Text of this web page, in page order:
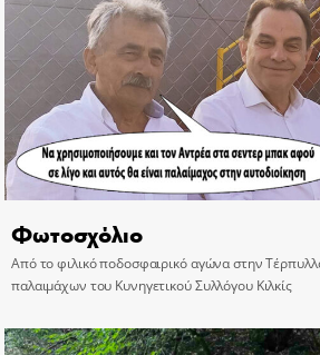
Φωτοσχόλιο
Από το φιλικό ποδοσφαιρικό αγώνα στην
παλαιμάχων του Κυνηγετικού Συλλόγου Κιλκίς